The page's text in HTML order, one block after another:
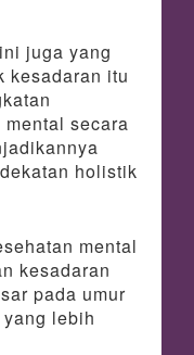
juga yang
kesadaran itu
secara
holistik
mental
kesadaran
pada umur
lebih